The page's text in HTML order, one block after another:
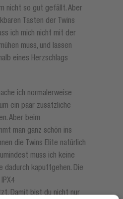
nicht so gut gefällt. Aber
Tasten der Twins
ich mich nicht mit der
muss, und lassen
eines Herzschlags
ich normalerweise
ein paar zusätzliche
Aber beim
man ganz schön ins
die Twins Elite natürlich
muss ich keine
dadurch kaputtgehen. Die
Damit bist du nicht nur